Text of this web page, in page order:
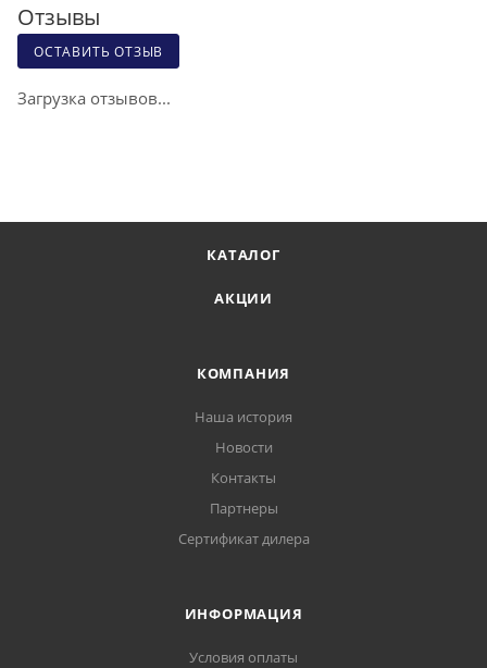
Отзывы
ОСТАВИТЬ ОТЗЫВ
Загрузка отзывов...
КАТАЛОГ
АКЦИИ
КОМПАНИЯ
Наша история
Новости
Контакты
Партнеры
Сертификат дилера
ИНФОРМАЦИЯ
Условия оплаты